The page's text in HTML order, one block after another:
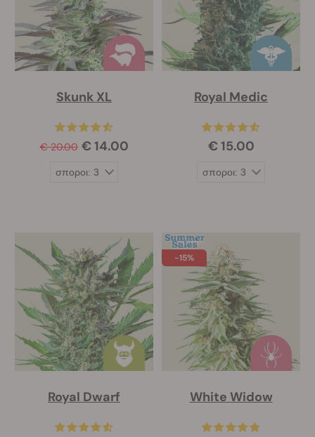
Skunk XL
€ 20.00 € 14.00
Royal Medic
€ 15.00
Royal Dwarf
-15%
White Widow